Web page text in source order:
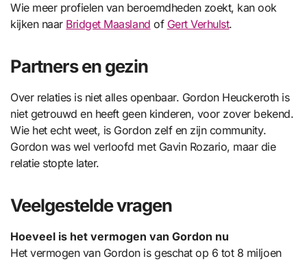
Wie meer profielen van beroemdheden zoekt, kan ook
kijken naar Bridget Maasland of Gert Verhulst.
Partners en gezin
Over relaties is niet alles openbaar. Gordon Heuckeroth is
niet getrouwd en heeft geen kinderen, voor zover bekend.
Wie het echt weet, is Gordon zelf en zijn community.
Gordon was wel verloofd met Gavin Rozario, maar die
relatie stopte later.
Veelgestelde vragen
Hoeveel is het vermogen van Gordon nu
Het vermogen van Gordon is geschat op 6 tot 8 miljoen